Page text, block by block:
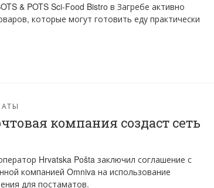
& POTS Sci-Food Bistro в Загребе активно
которые могут готовить еду практически
компания создаст сеть
Hrvatska Pošta заключил соглашение с
компанией Omniva на использование
для постаматов.